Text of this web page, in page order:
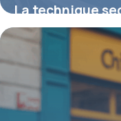
La technique
élimine
canalisation et
soi
31 juillet 2025